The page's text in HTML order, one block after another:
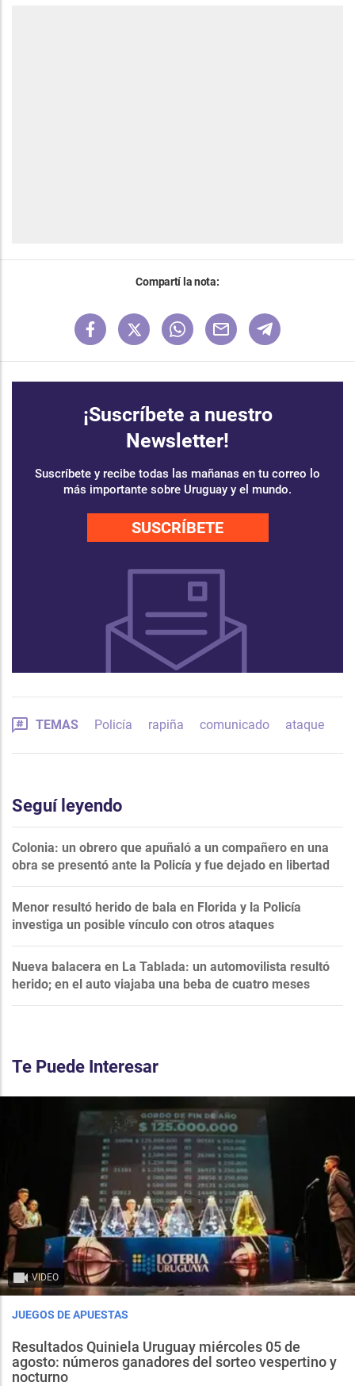
Compartí la nota:
¡Suscríbete a nuestro
Newsletter!
Suscríbete y recibe todas las mañanas en tu correo lo
más importante sobre Uruguay y el mundo.
SUSCRÍBETE
TEMAS Policía rapiña comunicado ataque
Seguí leyendo
Colonia: un obrero que apuñaló a un compañero en una
obra se presentó ante la Policía y fue dejado en libertad
Menor resultó herido de bala en Florida y la Policía
investiga un posible vínculo con otros ataques
Nueva balacera en La Tablada: un automovilista resultó
herido; en el auto viajaba una beba de cuatro meses
Te Puede Interesar
VIDEO
JUEGOS DE APUESTAS
Resultados Quiniela Uruguay miércoles 05 de
agosto: números ganadores del sorteo vespertino y
nocturno